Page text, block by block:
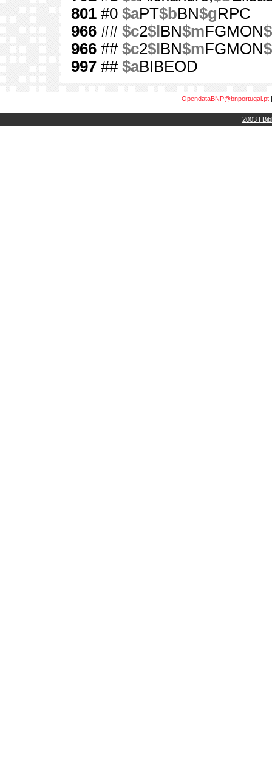
801 #0 $aPT$bBN$gRPC
966 ## $c2$l BN$mFGMON
966 ## $c2$l BN$mFGMON
997 ## $aBIBEOD
OpendataBNP@bnportugal.pt
2003 |